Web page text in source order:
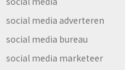
social media adverteren
social media bureau
social media marketeer